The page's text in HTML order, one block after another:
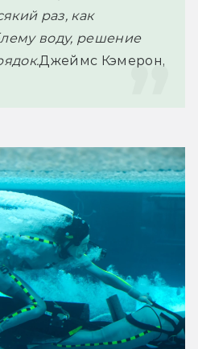
раз, как
воду, решение
Джеймс Кэмерон,